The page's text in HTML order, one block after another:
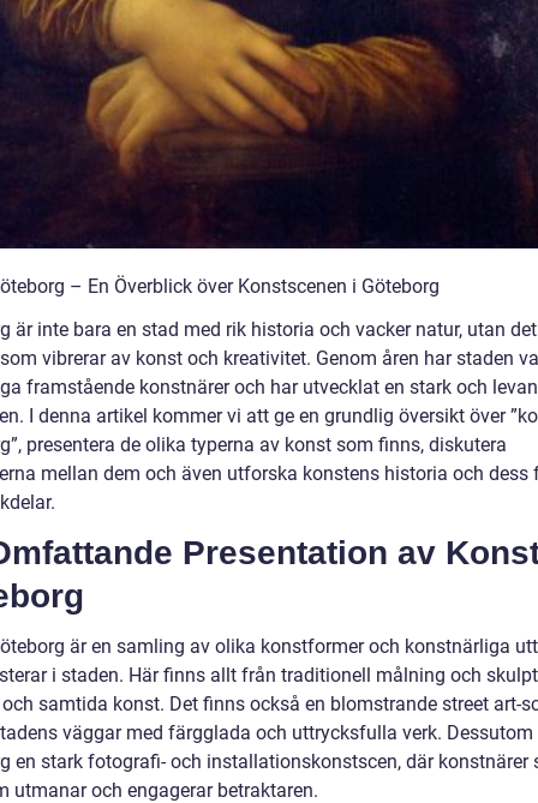
– En Överblick över Konstscenen i Göteborg
är inte bara en stad med rik historia och vacker natur, utan
vibrerar av konst och kreativitet. Genom åren har staden
framstående konstnärer och har utvecklat en stark och
I denna artikel kommer vi att ge en grundlig översikt över
presentera de olika typerna av konst som finns, diskutera
mellan dem och även utforska konstens historia och dess
Presentation av
är en samling av olika konstformer och konstnärliga
i staden. Här finns allt från traditionell målning och
samtida konst. Det finns också en blomstrande street art-
väggar med färgglada och uttrycksfulla verk. Dessutom
en stark fotografi- och installationskonstscen, där konstnärer
utmanar och engagerar betraktaren.